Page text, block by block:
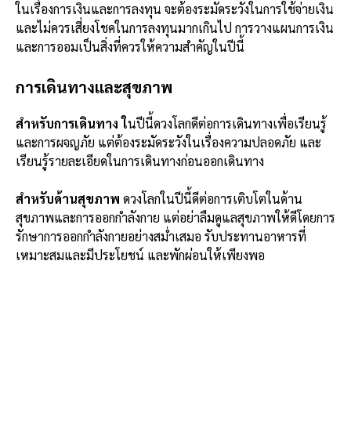
ในเรื่องการเงินและการลงทุน จะต้องระมัดระวังในการใช้จ่ายเงิน
และไม่ควรเสี่ยงโชคในการลงทุนมากเกินไป การวางแผนการเงิน
และการออมเป็นสิ่งที่ควรให้ความสำคัญในปีนี้
การเดินทางและสุขภาพ
สำหรับการเดินทาง ในปีนี้ดวงโลกดีต่อการเดินทางเพื่อเรียนรู้
และการผจญภัย แต่ต้องระมัดระวังในเรื่องความปลอดภัย และ
เรียนรู้รายละเอียดในการเดินทางก่อนออกเดินทาง
สำหรับด้านสุขภาพ ดวงโลกในปีนี้ดีต่อการเติบโตในด้าน
สุขภาพและการออกกำลังกาย แต่อย่าลืมดูแลสุขภาพให้ดีโดยการ
รักษาการออกกำลังกายอย่างสม่ำเสมอ รับประทานอาหารที่
เหมาะสมและมีประโยชน์ และพักผ่อนให้เพียงพอ